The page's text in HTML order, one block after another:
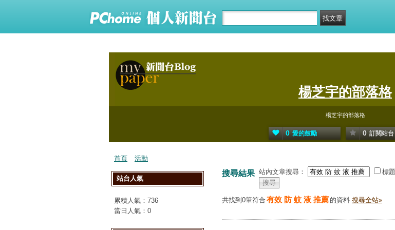
楊芝宇的部落格
楊芝宇的部落格
0 愛的鼓勵 0 訂閱站台
首頁 活動
搜尋結果 站內文章搜尋： 標題
共找到0筆符合 有效 防 蚊 液 推薦 的資料 搜尋全站»
站台人氣
累積人氣： 736
當日人氣： 0